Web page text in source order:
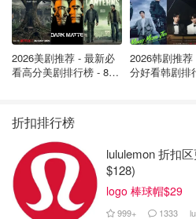
2026美剧推荐 - 最新必
看高分美剧排行榜 - 8月
2026韩剧推
分好看韩剧排
折扣排行榜
lululemon 折扣
$128)
logo 棒球帽$29
999+ 1333